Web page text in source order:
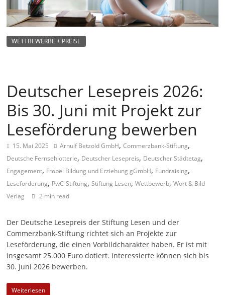
m
a
g
n
f
ü
r
S
o
i
l
-
M
a
WETTBEWERBE + PREISE
Deutscher Lesepreis 2026:
Bis 30. Juni mit Projekt zur
Leseförderung bewerben
15. Mai 2025 Arnulf Betzold GmbH,Commerzbank-Stiftung,
Deutsche Fernsehlotterie, Deutscher Lesepreis, Deutscher Städtetag,
Engagement, Fröbel Bildung und Erziehung gGmbH, Fundraising,
Leseförderung, PwC-Stiftung,Stiftung Lesen,Wettbewerb,Wort & Bild
Verlag
2 min read
Der Deutsche Lesepreis der Stiftung Lesen und der
Commerzbank-Stiftung richtet sich an Projekte zur
Leseförderung, die einen Vorbildcharakter haben. Er ist mit
insgesamt 25.000 Euro dotiert. Interessierte können sich bis
30. Juni 2026 bewerben.
Weiterlesen